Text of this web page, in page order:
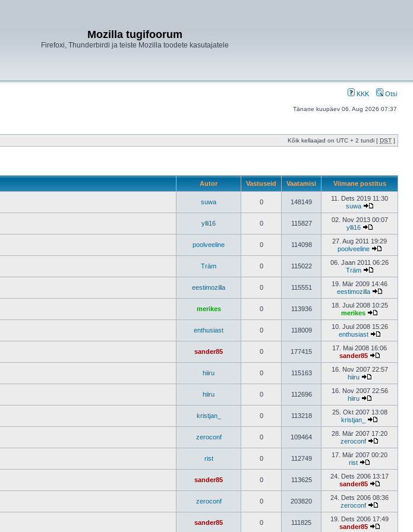
Mozilla tugifoorum
Firefoxi, Thunderbirdi ja teiste Mozilla toodete kasutajatele
KKK Otsi
Tänane kuupäev 06. Aug 2026 07:37
Kõik kellaajad on UTC + 2 tundi [ DST ]
Autor Vastuseid Vaatamisi Viimane postitus
suwa 0 148149
11. Dets 2019 11:30
suwa
ylli16 0 115827
02. Nov 2013 00:07
ylli16
poolveeline 0 114098
27. Aug 2011 19:29
poolveeline
Träm 0 115022
06. Jaan 2011 06:26
Träm
eestimozilla 0 115551
19. Mär 2009 14:46
eestimozilla
merikes 0 113936
18. Juul 2008 10:25
merikes
enthusiast 0 118009
10. Juul 2008 15:26
enthusiast
sander85 0 177415
17. Mai 2008 16:06
sander85
hiiru 0 115163
16. Nov 2007 22:57
hiiru
hiiru 0 112696
16. Nov 2007 22:56
hiiru
kristjan_ 0 113218
25. Okt 2007 13:08
kristjan_
zeroconf 0 109464
28. Mär 2007 17:20
zeroconf
rist 0 112749
17. Mär 2007 00:20
rist
sander85 0 113625
24. Dets 2006 13:17
sander85
zeroconf 0 203820
24. Dets 2006 08:36
zeroconf
sander85 0 111825
19. Dets 2006 17:49
sander85